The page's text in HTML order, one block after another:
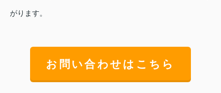
がります。
お問い合わせはこちら